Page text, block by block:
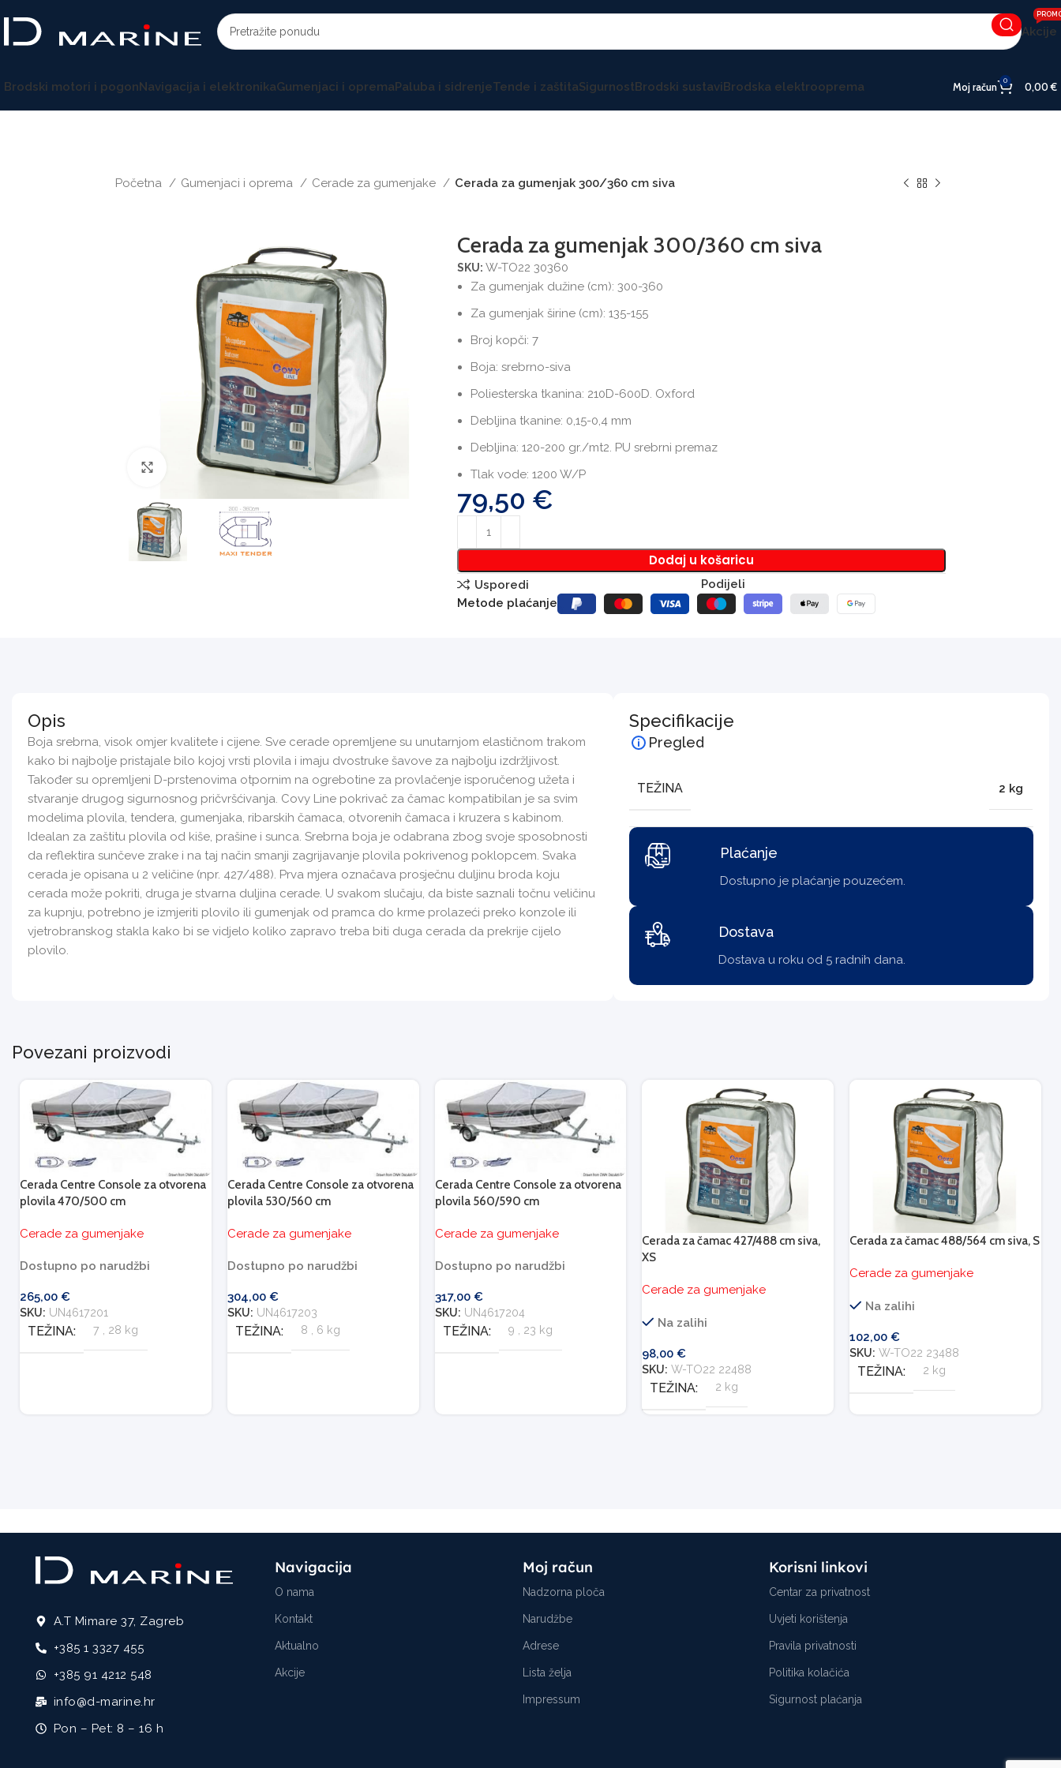
Akcije
Brodski motori i pogonNavigacija i elektronikaGumenjaci i opremaPaluba i sidrenjeTende i zaštitaSigurnostBrodski sustaviBrodska elektrooprema Moj račun 0 0,00€
Početna Gumenjaci i oprema Cerade za gumenjake Cerada za gumenjak 300/360 cm siva
Povećajte sliku
Cerada za gumenjak 300/360 cm siva
SKU:W-TO22 30360
Za gumenjak dužine (cm): 300-360
Za gumenjak širine (cm): 135-155
Broj kopči: 7
Boja: srebrno-siva
Poliesterska tkanina: 210D-600D. Oxford
Debljina tkanine: 0,15-0,4 mm
Debljina: 120-200 gr./mt2. PU srebrni premaz
Tlak vode: 1200 W/P
79,50 €
Dodaj u košaricu
Usporedi
Podijeli
Metode plaćanje
Opis
Boja srebrna, visok omjer kvalitete i cijene. Sve cerade opremljene su unutarnjom elastičnom trakom
kako bi najbolje pristajale bilo kojoj vrsti plovila i imaju dvostruke šavove za najbolju izdržljivost.
Također su opremljeni D-prstenovima otpornim na ogrebotine za provlačenje isporučenog užeta i
stvaranje drugog sigurnosnog pričvršćivanja. Covy Line pokrivač za čamac kompatibilan je sa svim
modelima plovila, tendera, gumenjaka, ribarskih čamaca, otvorenih čamaca i kruzera s kabinom.
Idealan za zaštitu plovila od kiše, prašine i sunca. Srebrna boja je odabrana zbog svoje sposobnosti
da reflektira sunčeve zrake i na taj način smanji zagrijavanje plovila pokrivenog poklopcem. Svaka
cerada je opisana u 2 veličine (npr. 427/488). Prva mjera označava prosječnu duljinu broda koju
cerada može pokriti, druga je stvarna duljina cerade. U svakom slučaju, da biste saznali točnu veličinu
za kupnju, potrebno je izmjeriti plovilo ili gumenjak od pramca do krme prolazeći preko konzole ili
vjetrobranskog stakla kako bi se vidjelo koliko zapravo treba biti duga cerada da prekrije cijelo
plovilo.
Specifikacije
Pregled
TEŽINA 2 kg
Plaćanje
Dostupno je plaćanje pouzećem.
Dostava
Dostava u roku od 5 radnih dana.
Povezani proizvodi
Cerada Centre Console za otvorena
plovila 470/500 cm
Cerade za gumenjake
Dostupno po narudžbi
265,00 €
SKU: UN4617201
TEŽINA 7 28 kg
Cerada Centre Console za otvorena
plovila 530/560 cm
Cerade za gumenjake
Dostupno po narudžbi
304,00 €
SKU: UN4617203
TEŽINA 8 6 kg
Cerada Centre Console za otvorena
plovila 560/590 cm
Cerade za gumenjake
Dostupno po narudžbi
317,00 €
SKU: UN4617204
TEŽINA 9 23 kg
Cerada za čamac 427/488 cm siva,
XS
Cerade za gumenjake
Na zalihi
98,00€
SKU:W-TO22 22488
TEŽINA 2 kg
Cerada za čamac 488/564 cm siva, S
Cerade za gumenjake
Na zalihi
102,00€
SKU:W-TO22 23488
TEŽINA 2 kg
A.T Mimare 37, Zagreb
+385 1 3327 455
+385 91 4212 548
info@d-marine.hr
Pon – Pet: 8 – 16 h
Navigacija
O nama
Kontakt
Aktualno
Akcije
Moj račun
Nadzorna ploča
Narudžbe
Adrese
Lista želja
Impressum
Korisni linkovi
Centar za privatnost
Uvjeti korištenja
Pravila privatnosti
Politika kolačića
Sigurnost plaćanja